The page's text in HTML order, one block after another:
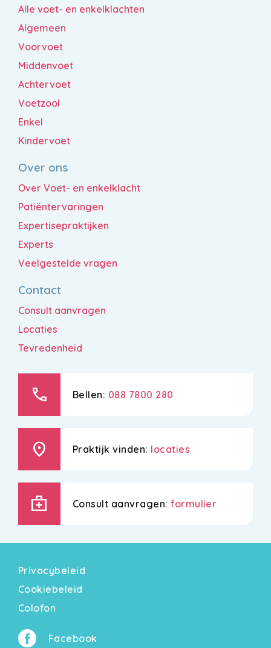
Alle voet- en enkelklachten
Algemeen
Voorvoet
Middenvoet
Achtervoet
Voetzool
Enkel
Kindervoet
Over ons
Over Voet- en enkelklacht
Patiëntervaringen
Expertisepraktijken
Experts
Veelgestelde vragen
Contact
Consult aanvragen
Locaties
Tevredenheid
call Bellen: 088 7800 280
location_on Praktijk vinden: locaties
medical_services Consult aanvragen:formulier
Privacybeleid
Cookiebeleid
Colofon
Facebook